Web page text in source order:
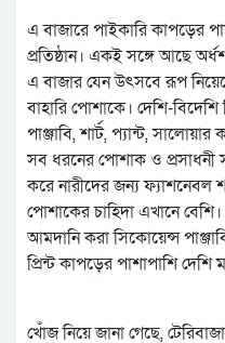
এ বাজারে পাইকারি কাপড়ের
প্রতিষ্ঠান। একই সঙ্গে আছে
এ বাজার যেন উৎসবে রূপ
বাহারি পোশাকে। দেশি-
পাঞ্জাবি, শার্ট, প্যান্ট,
সব ধরনের পোশাক ও প্রসাধনী
করে নারীদের জন্য ফ্যাশনেবল
পোশাকের চাহিদা এখানে
আমদানি করা সিকোয়েন্স
প্রিন্ট কাপড়ের পাশাপাশি
খোঁজ নিয়ে জানা গেছে,